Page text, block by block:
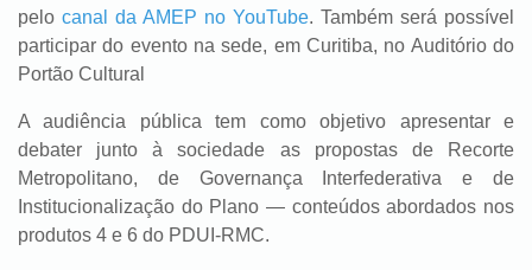
pelo canal da AMEP no YouTube. Também será possível
participar do evento na sede, em Curitiba, no Auditório do
Portão Cultural
A audiência pública tem como objetivo apresentar e
debater junto à sociedade as propostas de Recorte
Metropolitano, de Governança Interfederativa e de
Institucionalização do Plano — conteúdos abordados nos
produtos 4 e 6 do PDUI-RMC.